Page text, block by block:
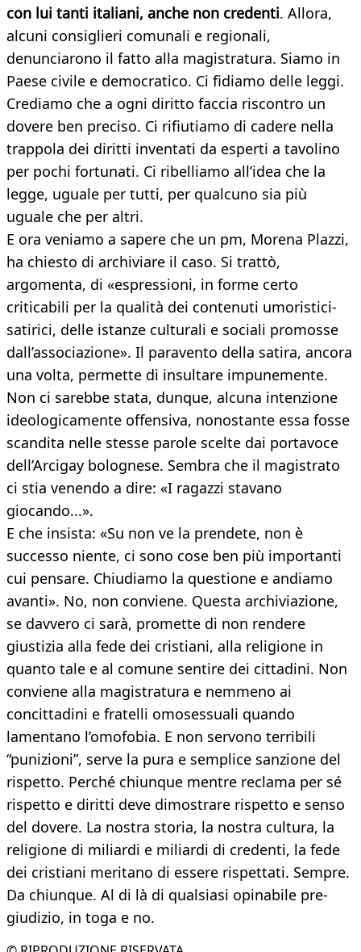
con lui tanti italiani, anche non credenti. Allora,
alcuni consiglieri comunali e regionali,
denunciarono il fatto alla magistratura. Siamo in
Paese civile e democratico. Ci fidiamo delle leggi.
Crediamo che a ogni diritto faccia riscontro un
dovere ben preciso. Ci rifiutiamo di cadere nella
trappola dei diritti inventati da esperti a tavolino
per pochi fortunati. Ci ribelliamo all’idea che la
legge, uguale per tutti, per qualcuno sia più
uguale che per altri.
E ora veniamo a sapere che un pm, Morena Plazzi,
ha chiesto di archiviare il caso. Si trattò,
argomenta, di «espressioni, in forme certo
criticabili per la qualità dei contenuti umoristici-
satirici, delle istanze culturali e sociali promosse
dall’associazione». Il paravento della satira, ancora
una volta, permette di insultare impunemente.
Non ci sarebbe stata, dunque, alcuna intenzione
ideologicamente offensiva, nonostante essa fosse
scandita nelle stesse parole scelte dai portavoce
dell’Arcigay bolognese. Sembra che il magistrato
ci stia venendo a dire: «I ragazzi stavano
giocando...».
E che insista: «Su non ve la prendete, non è
successo niente, ci sono cose ben più importanti
cui pensare. Chiudiamo la questione e andiamo
avanti». No, non conviene. Questa archiviazione,
se davvero ci sarà, promette di non rendere
giustizia alla fede dei cristiani, alla religione in
quanto tale e al comune sentire dei cittadini. Non
conviene alla magistratura e nemmeno ai
concittadini e fratelli omosessuali quando
lamentano l’omofobia. E non servono terribili
“punizioni”, serve la pura e semplice sanzione del
rispetto. Perché chiunque mentre reclama per sé
rispetto e diritti deve dimostrare rispetto e senso
del dovere. La nostra storia, la nostra cultura, la
religione di miliardi e miliardi di credenti, la fede
dei cristiani meritano di essere rispettati. Sempre.
Da chiunque. Al di là di qualsiasi opinabile pre-
giudizio, in toga e no.